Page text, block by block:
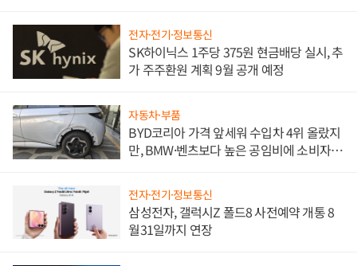
전자·전기·정보통신
SK하이닉스 1주당 375원 현금배당 실시, 추
가 주주환원 계획 9월 공개 예정
자동차·부품
BYD코리아 가격 앞세워 수입차 4위 올랐지
만, BMW·벤츠보다 높은 공임비에 소비자
전자·전기·정보통신
삼성전자, 갤럭시Z 폴드8 사전예약 개통 8
월31일까지 연장